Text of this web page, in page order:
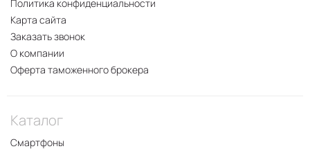
Политика конфиденциальности
Карта сайта
Заказать звонок
О компании
Оферта таможенного брокера
Каталог
Смартфоны